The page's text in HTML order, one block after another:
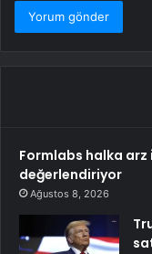
Formlabs halka
değerlendiriyor
Ağustos 8, 2026